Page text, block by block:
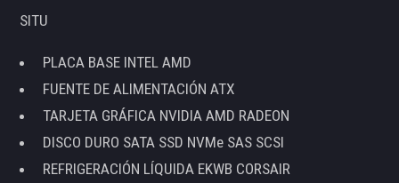
SITU
PLACA BASE INTEL AMD
FUENTE DE ALIMENTACIÓN ATX
TARJETA GRÁFICA NVIDIA AMD RADEON
DISCO DURO SATA SSD NVMe SAS SCSI
REFRIGERACIÓN LÍQUIDA EKWB CORSAIR